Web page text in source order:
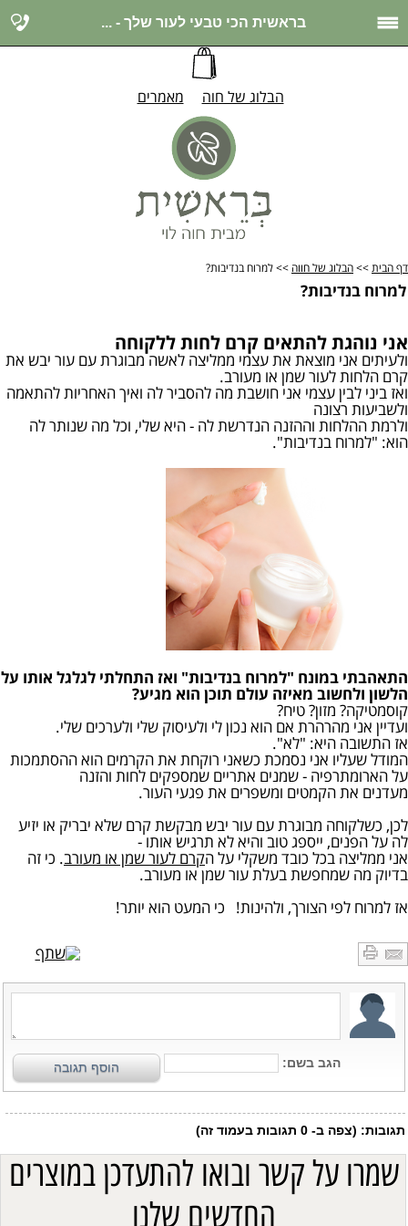
בראשית הכי טבעי לעור שלך - ...
הבלוג של חוה מאמרים
דף הבית >> הבלוג של חווה >> למרוח בנדיבות?
למרוח בנדיבות?
אני נוהגת להתאים קרם לחות ללקוחה
ולעיתים אני מוצאת את עצמי ממליצה לאשה מבוגרת עם עור יבש את
קרם הלחות לעור שמן או מעורב.
ואז ביני לבין עצמי אני חושבת מה להסביר לה ואיך האחריות להתאמה
ולשביעות רצונה
ולרמת ההלחות וההזנה הנדרשת לה - היא שלי, וכל מה שנותר לה
הוא: "למרוח בנדיבות".
התאהבתי במונח "למרוח בנדיבות" ואז התחלתי לגלגל אותו על
הלשון ולחשוב מאיזה עולם תוכן הוא מגיע?
קוסמטיקה? מזון? טיח?
ועדיין אני מהרהרת אם הוא נכון לי ולעיסוק שלי ולערכים שלי.
אז התשובה היא: "לא".
המודל שעליו אני נסמכת כשאני רוקחת את הקרמים הוא ההסתמכות
על הארומתרפיה - שמנים אתריים שמספקים לחות והזנה
מעדנים את הקמטים ומשפרים את פגעי העור.
לכן, כשלקוחה מבוגרת עם עור יבש מבקשת קרם שלא יבריק או יזיע
לה על הפנים, ייספג טוב והיא לא תרגיש אותו -
אני ממליצה בכל כובד משקלי על הקרם לעור שמן או מעורב. כי זה
בדיוק מה שמחפשת בעלת עור שמן או מעורב.
אז למרוח לפי הצורך, ולהינות! כי המעט הוא יותר!
שמרו על קשר ובואו להתעדכן במוצרים
החדשים שלנו